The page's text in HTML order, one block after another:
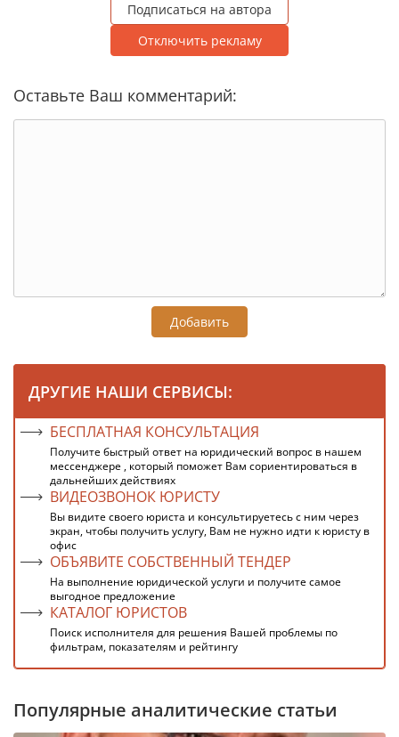
Подписаться на автора
Отключить рекламу
Оставьте Ваш комментарий:
Добавить
ДРУГИЕ НАШИ СЕРВИСЫ:
БЕСПЛАТНАЯ КОНСУЛЬТАЦИЯ
Получите быстрый ответ на юридический вопрос в нашем
мессенджере , который поможет Вам сориентироваться в
дальнейших действиях
ВИДЕОЗВОНОК ЮРИСТУ
Вы видите своего юриста и консультируетесь с ним через
экран, чтобы получить услугу, Вам не нужно идти к юристу в
офис
ОБЪЯВИТЕ СОБСТВЕННЫЙ ТЕНДЕР
На выполнение юридической услуги и получите самое
выгодное предложение
КАТАЛОГ ЮРИСТОВ
Поиск исполнителя для решения Вашей проблемы по
фильтрам, показателям и рейтингу
Популярные аналитические статьи